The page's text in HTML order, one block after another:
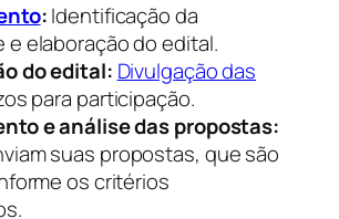
:Identificação da
e elaboração do edital.
do edital: Divulgação das
para participação.
e análise das propostas:
suas propostas, que são
os critérios